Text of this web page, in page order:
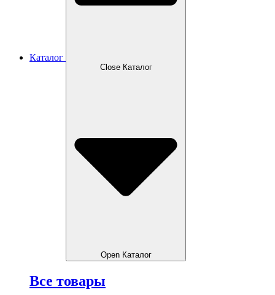
Каталог
Close Каталог
Open Каталог
Все товары